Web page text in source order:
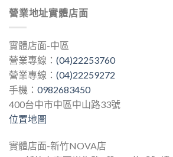
營業地址實體店面
實體店面-中區
營業專線： (04)22253760
營業專線： (04)22259272
手機： 0982683450
400台中市中區中山路33號
位置地圖
實體店面-新竹NOVA店